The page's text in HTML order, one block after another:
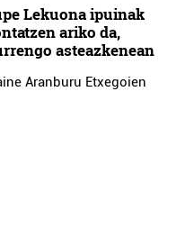
Lekuona ipuinak
ariko da,
asteazkenean
Aranburu Etxegoien